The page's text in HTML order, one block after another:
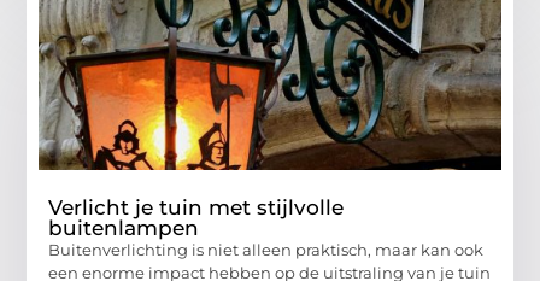
Verlicht je tuin met stijlvolle
buitenlampen
Buitenverlichting is niet alleen praktisch, maar kan ook
een enorme impact hebben op de uitstraling van je tuin